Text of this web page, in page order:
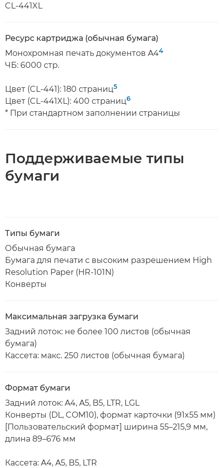
CL-441XL
Ресурс картриджа (обычная бумага)
Монохромная печать документов A44
ЧБ: 6000 стр.
Цвет (CL-441): 180 страниц5
Цвет (CL-441XL): 400 страниц6
* При стандартном заполнении страницы
Поддерживаемые типы
бумаги
Типы бумаги
Обычная бумага
Бумага для печати с высоким разрешением High
Resolution Paper (HR-101N)
Конверты
Максимальная загрузка бумаги
Задний лоток: не более 100 листов (обычная
бумага)
Кассета: макс. 250 листов (обычная бумага)
Формат бумаги
Задний лоток: A4, A5, B5, LTR, LGL
Конверты (DL, COM10), формат карточки (91x55 мм)
[Пользовательский формат] ширина 55–215,9 мм,
длина 89–676 мм
Кассета: A4, A5, B5, LTR